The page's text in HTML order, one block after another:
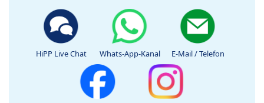
HiPP Live Chat Whats-App-Kanal E-Mail / Telefon